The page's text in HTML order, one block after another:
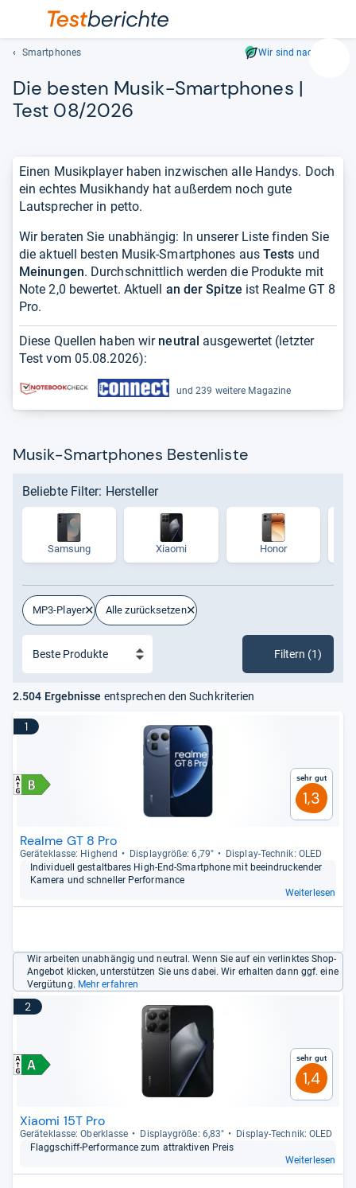
ein.
und
lassen
sich
mit
Smartphones Wir sind nachhaltig
Die bes­ten Musik-​Smart­pho­nes |
Test 08/2026
Einen Musikplayer haben inzwischen alle Handys. Doch
ein echtes Musikhandy hat außerdem noch gute
Lautsprecher in petto.
Wir beraten Sie unabhängig: In unserer Liste finden Sie
die aktuell besten Musik-Smartphones aus Tests und
Meinungen. Durchschnittlich werden die Produkte mit
Note 2,0 bewertet. Aktuell an der Spitze ist Realme GT 8
Pro.
Diese Quellen haben wir neutral ausgewertet (letzter
Test vom 05.08.2026):
und 239 weitere Magazine
Musik-Smartphones Bestenliste
Beliebte Filter: Hersteller
Samsung Xiaomi Honor
MP3-Player Alle zurücksetzen
Filtern (1)
2.504 Ergebnisse entsprechen den Suchkriterien
1
Sehr gut
1,3
Realme GT 8 Pro
Gerä­te­klasse: Hig­hend Dis­play­größe: 6,79"
Dis­play-​Tech­nik: OLED
Indi­vi­du­ell gestalt­ba­res High-​End-​Smart­phone mit beein­dru­cken­der
Kamera und schnel­ler Per­for­mance
Weiterlesen
Wir arbeiten unabhängig und neutral. Wenn Sie auf ein verlinktes Shop-
Angebot klicken, unterstützen Sie uns dabei. Wir erhalten dann ggf. eine
Vergütung. Mehr erfahren
2
Sehr gut
1,4
Xiaomi 15T Pro
Gerä­te­klasse: Ober­klasse Dis­play­größe: 6,83"
Dis­play-​Tech­nik: OLED
Flagg­schiff-​Per­for­mance zum attrak­ti­ven Preis
Weiterlesen